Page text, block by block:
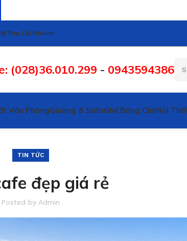
Tìm Chi Nhánh
(028)36.010.299 - 0943594386
Văn PhòngGiường & SofaGhế Băng ChờNội
TIN TỨC
đẹp giá rẻ
Posted by Admin